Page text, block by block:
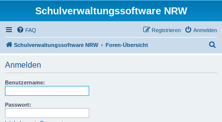
Schulverwaltungssoftware NRW
FAQ Anmelden
Registrieren
Schulverwaltungssoftware NRW Foren-Übersicht
Anmelden
Benutzername:
Passwort: